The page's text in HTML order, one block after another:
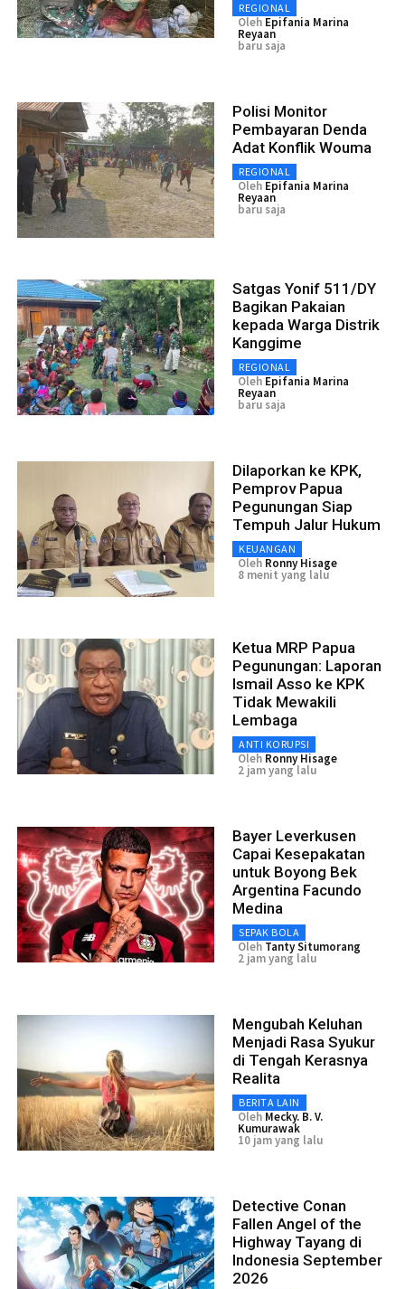
REGIONAL
Oleh Epifania Marina
Reyaan
baru saja
Polisi Monitor
Pembayaran Denda
Adat Konflik Wouma
REGIONAL
Oleh Epifania Marina
Reyaan
baru saja
Satgas Yonif 511/DY
Bagikan Pakaian
kepada Warga Distrik
Kanggime
REGIONAL
Oleh Epifania Marina
Reyaan
baru saja
Dilaporkan ke KPK,
Pemprov Papua
Pegunungan Siap
Tempuh Jalur Hukum
KEUANGAN
Oleh Ronny Hisage
8 menit yang lalu
Ketua MRP Papua
Pegunungan: Laporan
Ismail Asso ke KPK
Tidak Mewakili
Lembaga
ANTI KORUPSI
Oleh Ronny Hisage
2 jam yang lalu
Bayer Leverkusen
Capai Kesepakatan
untuk Boyong Bek
Argentina Facundo
Medina
SEPAK BOLA
Oleh Tanty Situmorang
2 jam yang lalu
Mengubah Keluhan
Menjadi Rasa Syukur
di Tengah Kerasnya
Realita
BERITA LAIN
Oleh Mecky. B. V.
Kumurawak
10 jam yang lalu
Detective Conan
Fallen Angel of the
Highway Tayang di
Indonesia September
2026